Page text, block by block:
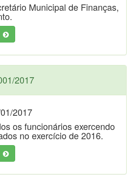
Municipal de Finanças,
2017
2017
os funcionários exercendo
no exercício de 2016.